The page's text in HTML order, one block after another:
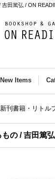
吉田篤弘 / ON
New Items
新刊書籍・リトル
もの / 吉田篤弘